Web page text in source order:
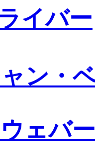
イバー
ン・
ェバー